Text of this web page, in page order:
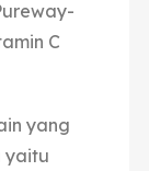
C
yang
yaitu